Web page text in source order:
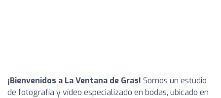
¡Bienvenidos a La Ventana de Gras! Somos un estudio
de fotografía y vídeo especializado en bodas, ubicado en